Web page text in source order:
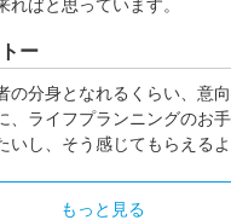
ればと思っています。
ー
の分身となれるくらい、意
、ライフプランニングのお
いし、そう感じてもらえるよ
もっと見る